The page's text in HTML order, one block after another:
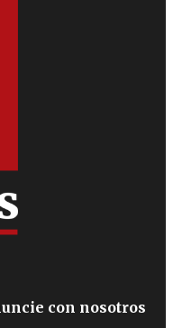
con nosotros